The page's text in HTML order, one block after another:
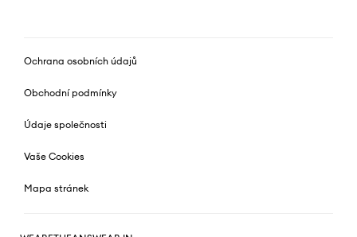
Ochrana osobních údajů
Obchodní podmínky
Údaje společnosti
Vaše Cookies
Mapa stránek